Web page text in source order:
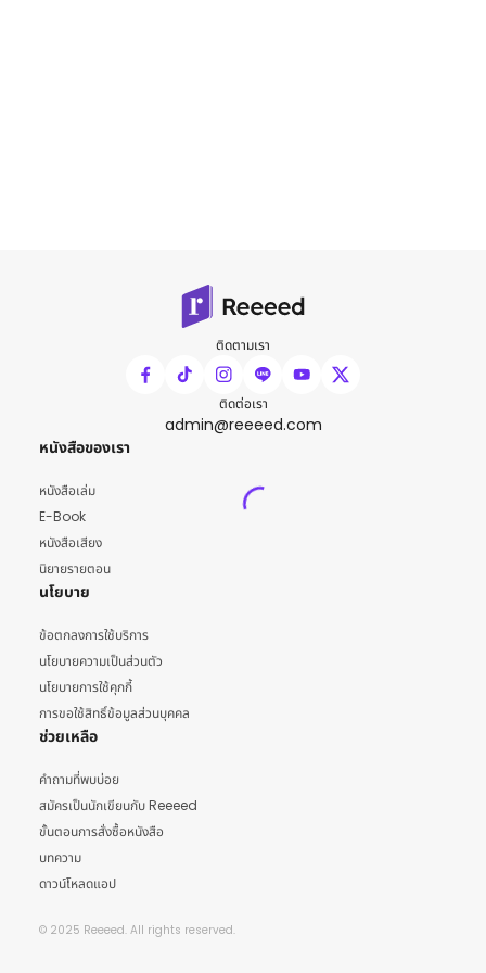
ติดตามเรา
ติดต่อเรา
admin@reeeed.com
หนังสือของเรา
หนังสือเล่ม
E-Book
หนังสือเสียง
นิยายรายตอน
นโยบาย
ข้อตกลงการใช้บริการ
นโยบายความเป็นส่วนตัว
นโยบายการใช้คุกกี้
การขอใช้สิทธิ์ข้อมูลส่วนบุคคล
ช่วยเหลือ
คำถามที่พบบ่อย
สมัครเป็นนักเขียนกับ Reeeed
ขั้นตอนการสั่งซื้อหนังสือ
บทความ
ดาวน์โหลดแอป
© 2025 Reeeed. All rights reserved.